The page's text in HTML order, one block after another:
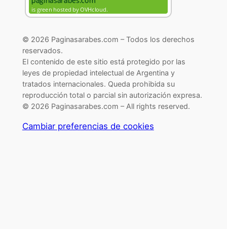
© 2026 Paginasarabes.com – Todos los derechos
reservados.
El contenido de este sitio está protegido por las
leyes de propiedad intelectual de Argentina y
tratados internacionales. Queda prohibida su
reproducción total o parcial sin autorización expresa.
© 2026 Paginasarabes.com – All rights reserved.
Cambiar preferencias de cookies